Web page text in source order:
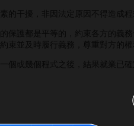
干擾，非因法定原因不得造成程
都是平等的，約束各方的義務
束並及時履行義務，尊重對方的權
或幾個程式之後，結果就業已